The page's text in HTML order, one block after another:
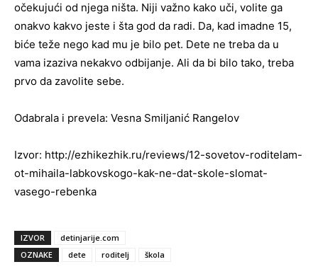
očekujući od njega ništa. Niji važno kako uči, volite ga
onakvo kakvo jeste i šta god da radi. Da, kad imadne 15,
biće teže nego kad mu je bilo pet. Dete ne treba da u
vama izaziva nekakvo odbijanje. Ali da bi bilo tako, treba
prvo da zavolite sebe.
Odabrala i prevela: Vesna Smiljanić Rangelov
Izvor: http://ezhikezhik.ru/reviews/12-sovetov-roditelam-
ot-mihaila-labkovskogo-kak-ne-dat-skole-slomat-
vasego-rebenka
IZVOR
detinjarije.com
OZNAKE
dete roditelj škola